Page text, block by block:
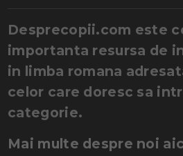
Desprecopii.com este
importanta resursa de
in limba romana
celor care doresc sa
categorie.
Mai multe despre noi